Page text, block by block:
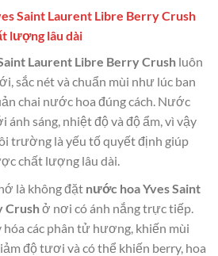
Saint Laurent Libre Berry Crush
lượng lâu dài
Laurent Libre Berry Crushluôn
sắc nét và chuẩn mùi như lúc ban
chai nước hoa đúng cách. Nước
ánh sáng, nhiệt độ và độ ẩm, vì vậy
trường là yếu tố quyết định giúp
chất lượng lâu dài.
là không đặt nước hoa Yves Saint
Crushở nơi có ánh nắng trực tiếp.
hóa các phân tử hương, khiến mùi
độ tươi và có thể khiến berry, hoa